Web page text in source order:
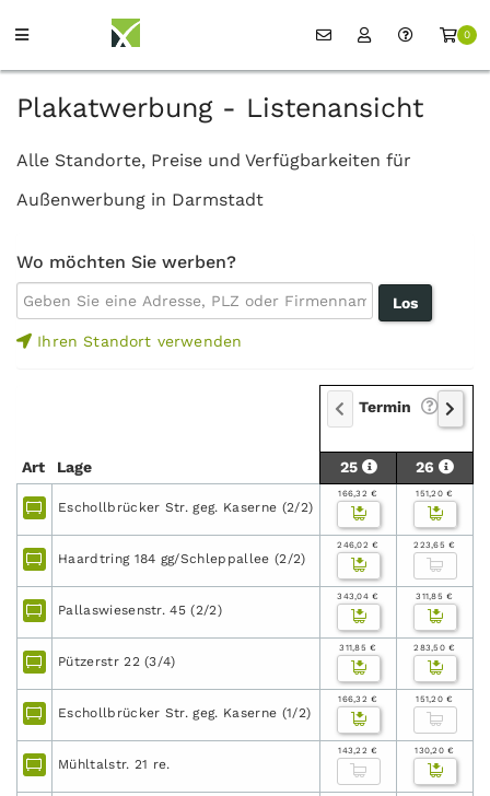
0
Plakatwerbung - Listenansicht
Alle Standorte, Preise und Verfügbarkeiten für
Außenwerbung in Darmstadt
Wo möchten Sie werben?
Ihren Standort verwenden
Art Lage
Termin
25 26
Eschollbrücker Str. geg. Kaserne (2/2)
166,32 € 151,20 €
Haardtring 184 gg/Schleppallee (2/2)
246,02 € 223,65 €
Pallaswiesenstr. 45 (2/2)
343,04 € 311,85 €
Pützerstr 22 (3/4)
311,85 € 283,50 €
Eschollbrücker Str. geg. Kaserne (1/2)
166,32 € 151,20 €
Mühltalstr. 21 re.
143,22 € 130,20 €